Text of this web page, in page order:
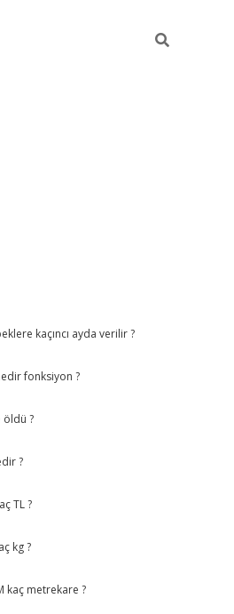
kaçıncı ayda verilir ?
fonksiyon ?
öldü ?
?
TL ?
kg ?
kaç metrekare ?